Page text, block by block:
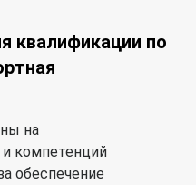
квалификации по
на
компетенций
обеспечение